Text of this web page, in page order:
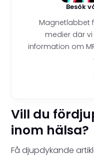
Besök
Magnetlabbet
medier där
information om
Vill du
inom hälsa?
Få djupdykande